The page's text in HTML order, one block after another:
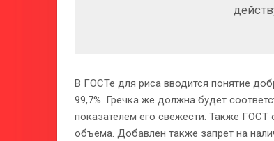
В ГОСТе для риса вводится понятие
99,7%. Гречка же должна будет
показателем его свежести. Также ГОСТ
объема. Добавлен также запрет на